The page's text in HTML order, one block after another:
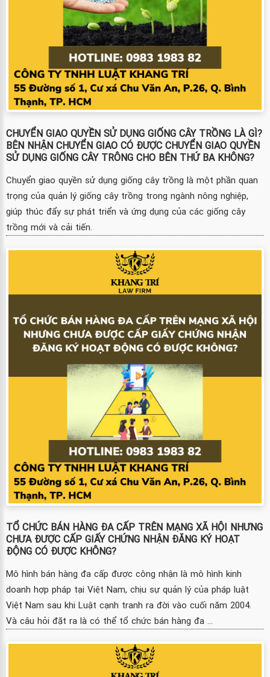
CHUYỂN GIAO QUYỀN SỬ DỤNG GIỐNG CÂY TRỒNG LÀ GÌ?
BÊN NHẬN CHUYỂN GIAO CÓ ĐƯỢC CHUYỂN GIAO QUYỀN
SỬ DỤNG GIỐNG CÂY TRÔNG CHO BÊN THỨ BA KHÔNG?
Chuyển giao quyền sử dụng giống cây trồng là một phần quan
trọng của quản lý giống cây trồng trong ngành nông nghiệp,
giúp thúc đẩy sự phát triển và ứng dụng của các giống cây
trồng mới và cải tiến.
TỔ CHỨC BÁN HÀNG ĐA CẤP TRÊN MẠNG XÃ HỘI NHƯNG
CHƯA ĐƯỢC CẤP GIẤY CHỨNG NHẬN ĐĂNG KÝ HOẠT
ĐỘNG CÓ ĐƯỢC KHÔNG?
Mô hình bán hàng đa cấp được công nhận là mô hình kinh
doanh hợp pháp tại Việt Nam, chịu sự quản lý của pháp luật
Việt Nam sau khi Luật cạnh tranh ra đời vào cuối năm 2004.
Và câu hỏi đặt ra là có thể tổ chức bán hàng đa ...